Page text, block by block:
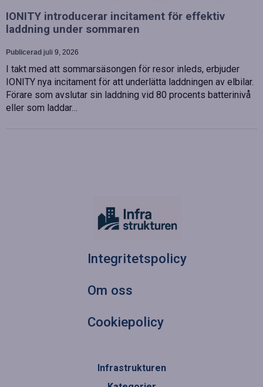
IONITY introducerar incitament för effektiv
laddning under sommaren
Publicerad juli 9, 2026
I takt med att sommarsäsongen för resor inleds, erbjuder
IONITY nya incitament för att underlätta laddningen av elbilar.
Förare som avslutar sin laddning vid 80 procents batterinivå
eller som laddar…
Integritetspolicy
Om oss
Cookiepolicy
Infrastrukturen